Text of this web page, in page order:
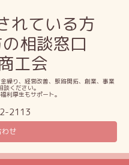
れている方
相談窓口
工会
繰り、経営改善、販路開拓、創業、事業
ください。
利厚生もサポート。
2113
わせ